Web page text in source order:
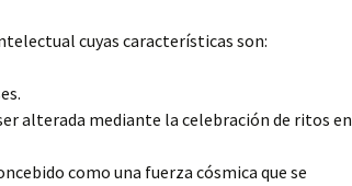
cuyas características son:
alterada mediante la celebración de ritos en
como una fuerza cósmica que se